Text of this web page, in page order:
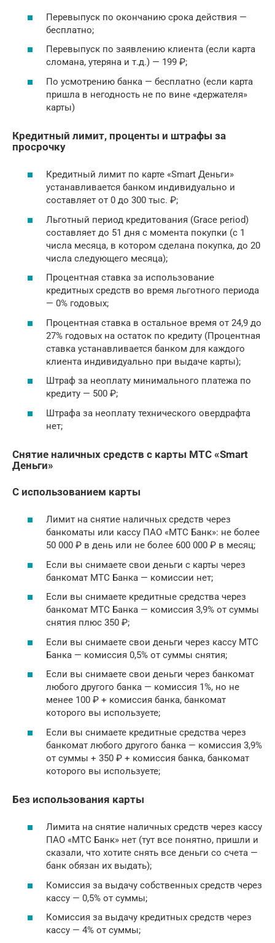
Перевыпуск по окончанию срока действия —
бесплатно;
Перевыпуск по заявлению клиента (если карта
сломана, утеряна и т.д.) — 199 ₽;
По усмотрению банка — бесплатно (если карта
пришла в негодность не по вине «держателя»
карты)
Кредитный лимит, проценты и штрафы за
просрочку
Кредитный лимит по карте «Smart Деньги»
устанавливается банком индивидуально и
составляет от 0 до 300 тыс. ₽;
Льготный период кредитования (Grace period)
составляет до 51 дня с момента покупки (с 1
числа месяца, в котором сделана покупка, до 20
числа следующего месяца);
Процентная ставка за использование
кредитных средств во время льготного периода
— 0% годовых;
Процентная ставка в остальное время от 24,9 до
27% годовых на остаток по кредиту (Процентная
ставка устанавливается банком для каждого
клиента индивидуально при выдаче карты);
Штраф за неоплату минимального платежа по
кредиту — 500 ₽;
Штрафа за неоплату технического овердрафта
нет;
Снятие наличных средств с карты МТС «Smart
Деньги»
С использованием карты
Лимит на снятие наличных средств через
банкоматы или кассу ПАО «МТС Банк»: не более
50 000 ₽ в день или не более 600 000 ₽ в месяц;
Если вы снимаете свои деньги с карты через
банкомат МТС Банка — комиссии нет;
Если вы снимаете кредитные средства через
банкомат МТС Банка — комиссия 3,9% от суммы
снятия плюс 350 ₽;
Если вы снимаете свои деньги через кассу МТС
Банка — комиссия 0,5% от суммы снятия;
Если вы снимаете свои деньги через банкомат
любого другого банка — комиссия 1%, но не
менее 100 ₽ + комиссия банка, банкомат
которого вы используете;
Если вы снимаете кредитные средства через
банкомат любого другого банка — комиссия 3,9%
от суммы + 350 ₽ + комиссия банка, банкомат
которого вы используете;
Без использования карты
Лимита на снятие наличных средств через кассу
ПАО «МТС Банк» нет (тут все понятно, пришли и
сказали, что хотите снять все деньги со счета —
банк обязан их выдать);
Комиссия за выдачу собственных средств через
кассу — 0,5% от суммы;
Комиссия за выдачу кредитных средств через
кассу — 4% от суммы;